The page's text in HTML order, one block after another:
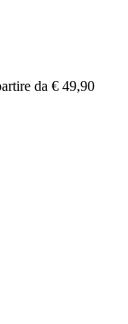
da € 49,90